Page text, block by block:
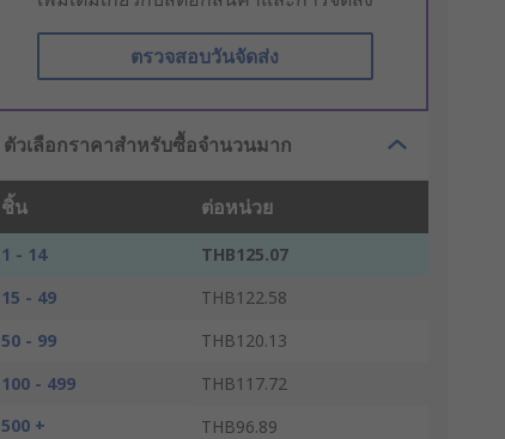
ตรวจสอบวันจัดส่ง
ตัวเลือกราคาสำหรับซื้อจำนวนมาก
ชิ้น ต่อหน่วย
1 - 14
THB125.07
15 - 49
THB122.58
50 - 99
THB120.13
100 - 499
THB117.72
500 +
THB96.89